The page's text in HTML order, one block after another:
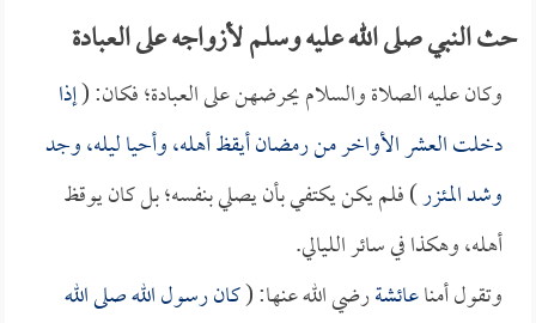
حث النبي صلى الله عليه وسلم لأزواجه على العبادة
وكان عليه الصلاة والسلام يحرضهن على العبادة؛ فكان: (إذا
دخلت العشر الأواخر من رمضان أيقظ أهله، وأحيا ليله، وجد
وشد المئزر) فلم يكن يكتفي بأن يصلي بنفسه؛ بل كان يوقظ
أهله، وهكذا في سائر الليالي.
وتقول أمناعائشةرضي الله عنها: (كان رسول الله صلى الله